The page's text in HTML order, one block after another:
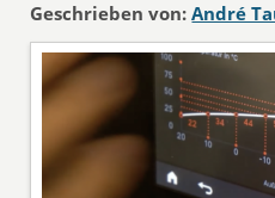
Geschrieben von: André